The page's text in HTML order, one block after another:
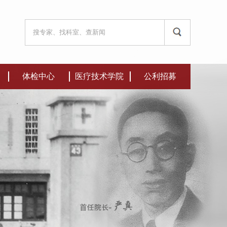
体检中心
体检套餐
体检通知
医疗技术学院
医疗技术学院
公利招募
人才招聘
采购通知